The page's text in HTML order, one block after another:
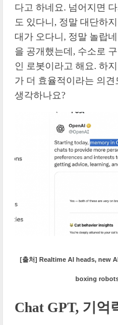
다고 하네요. 넘어지면
도 있다니, 정말 대단하
대가 오다니, 정말 놀랍
을 공개했는데, 수소로
인 로봇이라고 해요. 하
가 더 효율적이라는 의견
생각하나요?
[출처] Realtime AI heads, new
boxing
Chat GPT, 기억